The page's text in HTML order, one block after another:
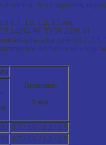
Без покрытия,
S 0.7, 1.0, 1.2, 1,5 мм.
14254-96. ТУ36-2158-81
длиной 2, 2.5,
исполнение -
Толщина,
S мм
0.7 / 1.0 / 1.2 / 1.5
0.7 / 1.0 / 1.2 / 1.5